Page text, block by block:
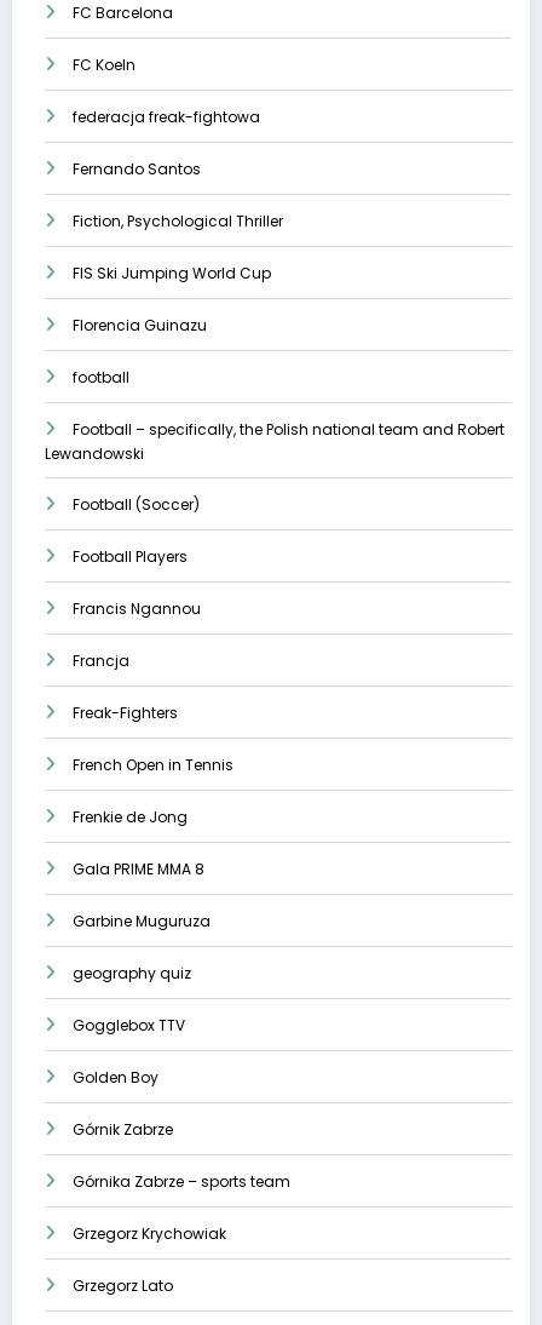
FC Barcelona
FC Koeln
federacja freak-fightowa
Fernando Santos
Fiction, Psychological Thriller
FIS Ski Jumping World Cup
Florencia Guinazu
football
Football – specifically, the Polish national team and Robert
Lewandowski
Football (Soccer)
Football Players
Francis Ngannou
Francja
Freak-Fighters
French Open in Tennis
Frenkie de Jong
Gala PRIME MMA 8
Garbine Muguruza
geography quiz
Gogglebox TTV
Golden Boy
Górnik Zabrze
Górnika Zabrze – sports team
Grzegorz Krychowiak
Grzegorz Lato